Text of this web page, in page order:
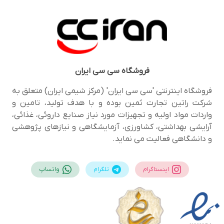
فروشگاهسی سی ایران
فروشگاه اینترنتی 'سی سی ایران' (مرکز شیمی ایران) متعلق به
شرکت راتین تجارت ثمین بوده و با هدف تولید، تامین و
واردات مواد اولیه و تجهیزات مورد نیاز صنایع داروئی، غذائی،
آرایشی بهداشتی، کشاورزی، آزمایشگاهی و نیازهای پژوهشی
و دانشگاهی فعالیت می نماید.
اینستاگرام تلگرام واتساپ